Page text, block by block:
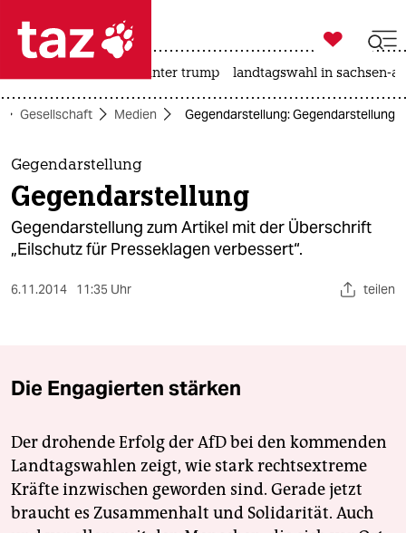
 taz zahl ich
taz zahl ich
themen
politik
öko
gesellschaft
nord
wahrheit

taz zahl ich
usa unter trump landtagswahl in sachsen-
Gesellschaft Medien Gegendarstellung: Gegendarstellung
Gegendarstellung
Gegendarstellung
Gegendarstellung zum Artikel mit der Überschrift
„Eilschutz für Presseklagen verbessert“.
6.11.2014 11:35 Uhr teilen
Die Engagierten stärken
Der drohende Erfolg der AfD bei den kommenden
Landtagswahlen zeigt, wie stark rechtsextreme
Kräfte inzwischen geworden sind. Gerade jetzt
braucht es Zusammenhalt und Solidarität. Auch